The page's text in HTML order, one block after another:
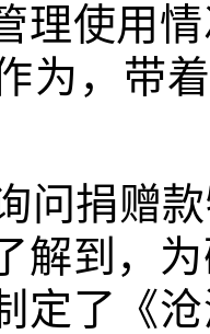
理使用
为，带
问捐赠
解到，
定了《